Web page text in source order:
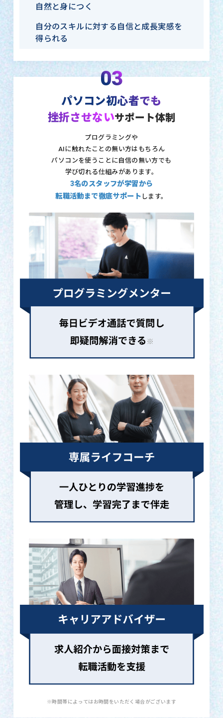
自然と身につく
自分のスキルに対する自信と成長実感を
得られる
03
パソコン初心者でも
挫折させないサポート体制
プログラミングや
AIに触れたことの無い方はもちろん
パソコンを使うことに自信の無い方でも
学び切れる仕組みがあります。
3名のスタッフが学習から
転職活動まで徹底サポート します。
※時間帯によってはお時間をいただく場合がございます